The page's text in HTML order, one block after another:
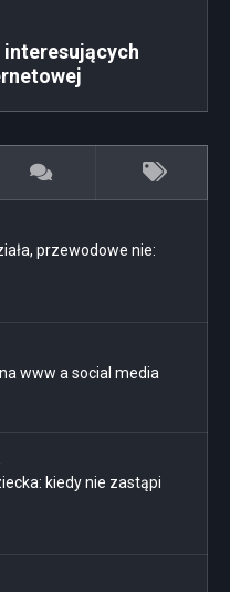
interesujących
przewodowe nie:
www a social media
kiedy nie zastąpi